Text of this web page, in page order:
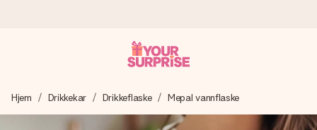
Vi lager dine gaver med omtanke og sender den avgårde så
raskt som mulig - slik at du kan gi gaven i tide, når den betyr
aller mest.
Hjem Drikkekar Drikkeflaske Mepal vannflaske